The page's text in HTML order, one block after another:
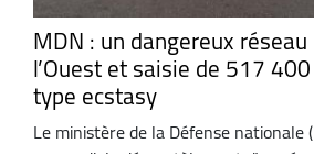
MDN : un dangereux
l’Ouest et saisie de 517
type ecstasy
Le ministère de la Défense nationale